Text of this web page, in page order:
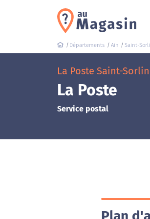
Départements Ain Saint-
La Poste Saint-
La Poste
Service postal